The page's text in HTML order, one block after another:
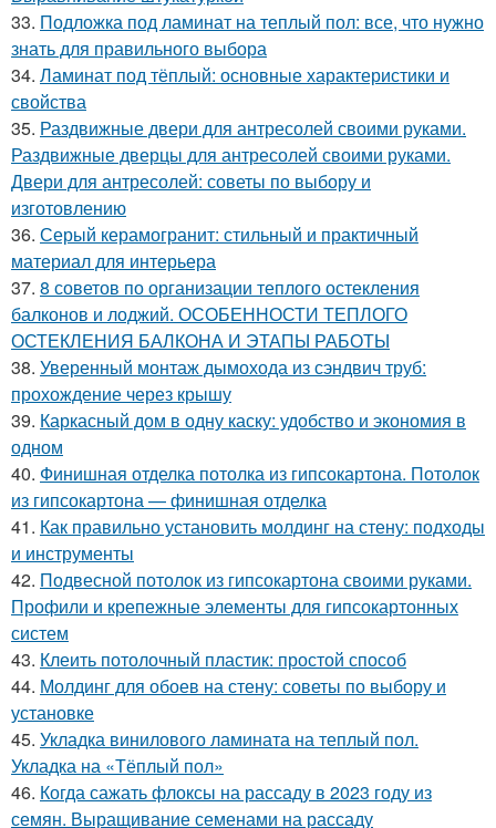
33. Подложка под ламинат на теплый пол: все, что нужно
знать для правильного выбора
34. Ламинат под тёплый: основные характеристики и
свойства
35. Раздвижные двери для антресолей своими руками.
Раздвижные дверцы для антресолей своими руками.
Двери для антресолей: советы по выбору и
изготовлению
36. Серый керамогранит: стильный и практичный
материал для интерьера
37. 8 советов по организации теплого остекления
балконов и лоджий. ОСОБЕННОСТИ ТЕПЛОГО
ОСТЕКЛЕНИЯ БАЛКОНА И ЭТАПЫ РАБОТЫ
38. Уверенный монтаж дымохода из сэндвич труб:
прохождение через крышу
39. Каркасный дом в одну каску: удобство и экономия в
одном
40. Финишная отделка потолка из гипсокартона. Потолок
из гипсокартона — финишная отделка
41. Как правильно установить молдинг на стену: подходы
и инструменты
42. Подвесной потолок из гипсокартона своими руками.
Профили и крепежные элементы для гипсокартонных
систем
43. Клеить потолочный пластик: простой способ
44. Молдинг для обоев на стену: советы по выбору и
установке
45. Укладка винилового ламината на теплый пол.
Укладка на «Тёплый пол»
46. Когда сажать флоксы на рассаду в 2023 году из
семян. Выращивание семенами на рассаду